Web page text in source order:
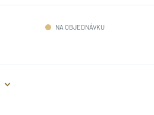
NA OBJEDNÁVKU